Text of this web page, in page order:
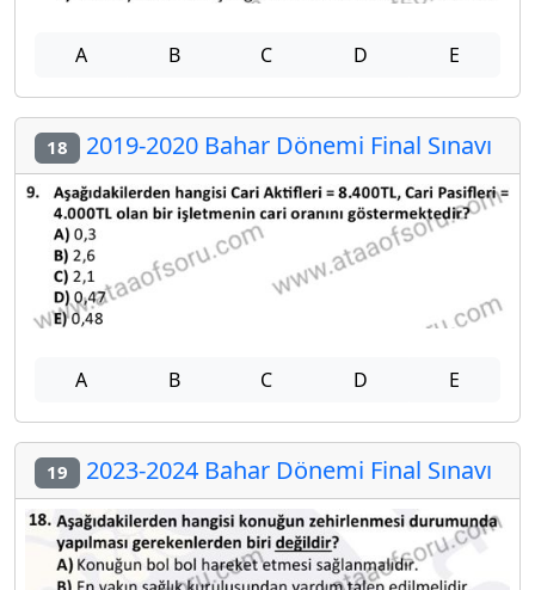
A B C D E
18 2019-2020 Bahar Dönemi Final Sınavı
A B C D E
19 2023-2024 Bahar Dönemi Final Sınavı